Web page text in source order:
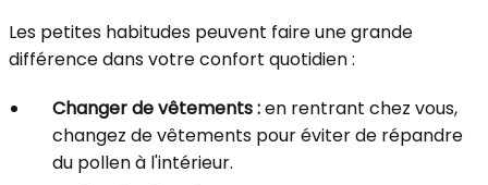
Les petites habitudes peuvent faire une grande
différence dans votre confort quotidien :
Changer de vêtements :en rentrant chez vous,
changez de vêtements pour éviter de répandre
du pollen à l'intérieur.